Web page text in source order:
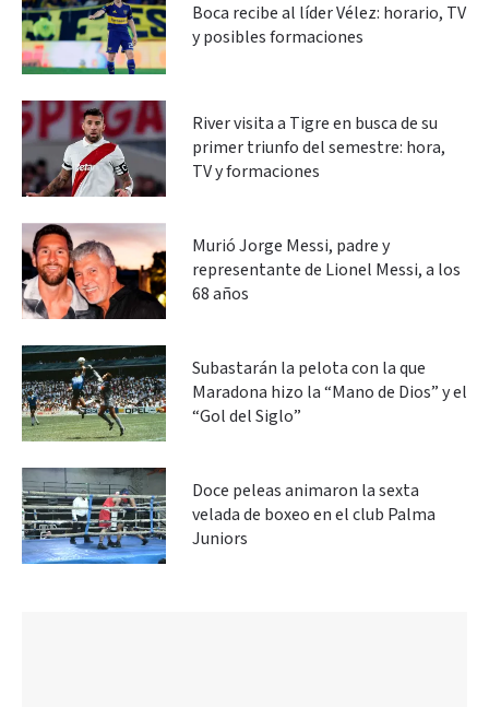
Boca recibe al líder Vélez: horario, TV
y posibles formaciones
River visita a Tigre en busca de su
primer triunfo del semestre: hora,
TV y formaciones
Murió Jorge Messi, padre y
representante de Lionel Messi, a los
68 años
Subastarán la pelota con la que
Maradona hizo la “Mano de Dios” y el
“Gol del Siglo”
Doce peleas animaron la sexta
velada de boxeo en el club Palma
Juniors